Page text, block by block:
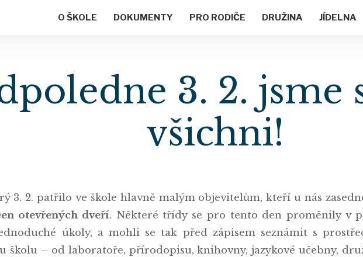
O ŠKOLE DOKUMENTY PRO RODIČE DRUŽINA JÍDELNA
3. 2. jsme
všichni!
3. 2. patřilo ve škole hlavně malým objevitelům, kteří u nás
otevřených dveří. Některé třídy se pro tento den proměnily v
úkoly, a mohli se tak před zápisem seznámit s
školu – od laboratoře, přírodopisu, knihovny, jazykové učebny,